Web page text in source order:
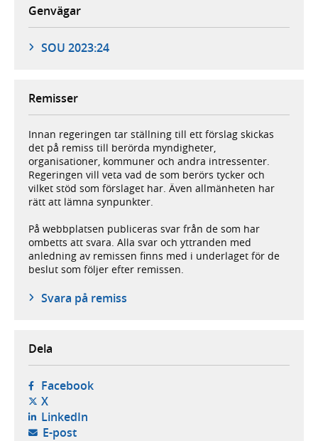
Genvägar
SOU 2023:24
Remisser
Innan regeringen tar ställning till ett förslag skickas
det på remiss till berörda myndigheter,
organisationer, kommuner och andra intressenter.
Regeringen vill veta vad de som berörs tycker och
vilket stöd som förslaget har. Även allmänheten har
rätt att lämna synpunkter.
På webbplatsen publiceras svar från de som har
ombetts att svara. Alla svar och yttranden med
anledning av remissen finns med i underlaget för de
beslut som följer efter remissen.
Svara på remiss
Dela
Facebook- öppnas i ny flik, extern webbplats,
X- öppnas i ny flik, extern webbplats,
LinkedIn- öppnas i ny flik, extern webbplats,
E-post- öppnar din e-postklient,